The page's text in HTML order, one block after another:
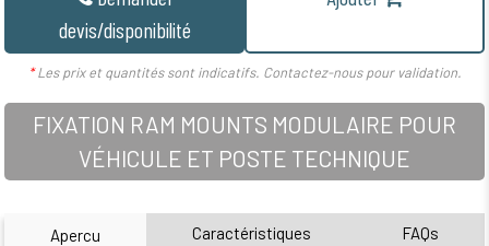
devis/disponibilité
*Les prix et quantités sont indicatifs. Contactez-nous pour validation.
FIXATION RAM MOUNTS MODULAIRE POUR
VÉHICULE ET POSTE TECHNIQUE
Apercu Caractéristiques FAQs